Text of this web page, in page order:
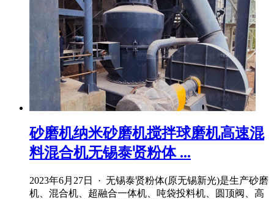
砂磨机纳米砂磨机搅拌球磨机高速混
料混合机无锡泰贤粉体 ...
2023年6月27日 · 无锡泰贤粉体(原无锡新光)是生产砂磨
机、混合机、超融合一体机、吨袋投料机、圆顶阀、高